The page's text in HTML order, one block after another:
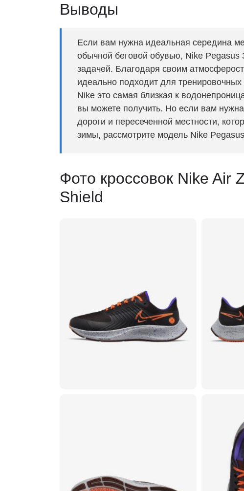
Выводы
Если вам нужна идеальная середина
обычной беговой обувью, Nike Pegasus
задачей. Благодаря своим
идеально подходит для
Nike это самая близкая к
вы можете получить. Но если вам
дороги и пересеченной местности,
зимы, рассмотрите модель Nike
Фото кроссовок Nike Air
Shield